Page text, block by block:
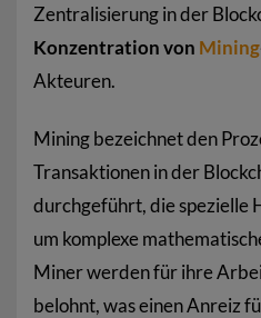
Zentralisierung in der
Konzentration von Mining
Akteuren.
Mining bezeichnet den
Transaktionen in der
durchgeführt, die spezielle
um komplexe
Miner werden für ihre
belohnt, was einen Anreiz